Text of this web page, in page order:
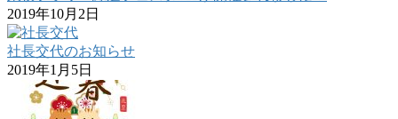
2019年10月2日
社長交代のお知らせ
2019年1月5日